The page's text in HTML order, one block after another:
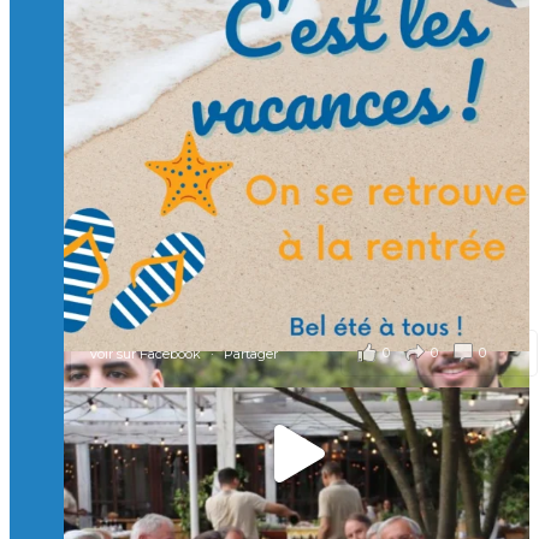
🙏 Soutenez l’Isep via la taxe d’apprentissage 2026
et contribuons ensemble à former les générations
d’ingénieurs de demain. 🙏
Merci à tous !
🎯 Taxe d’apprentissage 2026 : avec l'Isep, investissez pour
un numérique au service de l'humain !
À l’Isep, nous formons des ingénieurs, des bachelors, des
Mastères Spécialisés, qui allient excellence technologique et
valeurs humaines, au cœur de notre pro
...Voir plus
il y a 2 mois
0 0 0
Voir sur Facebook · Partager
🚀Afterwork à Genève 🚀
🥳 Le 22 avril dernier, 14 Alumni vivant / travaillant
en Suisse ont partagé un moment convivial de